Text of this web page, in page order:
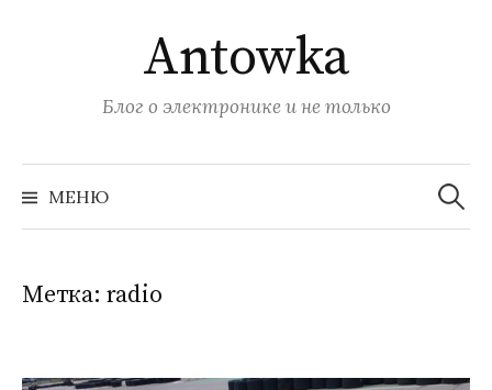
содержимомуAntowka
Блог о электронике и не только
МЕНЮ
Найти:
Метка: radio